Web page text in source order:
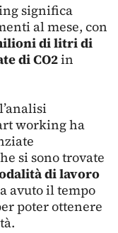
significa
al mese, con
di litri di
di CO2in
working ha
si sono trovate
di lavoro
avuto il tempo
poter ottenere